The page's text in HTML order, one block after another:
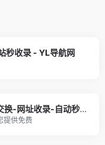
秒收录 - YL导航网
188收录网_网站收录-友情链接交换-网址收录-自动秒收录
提供免费